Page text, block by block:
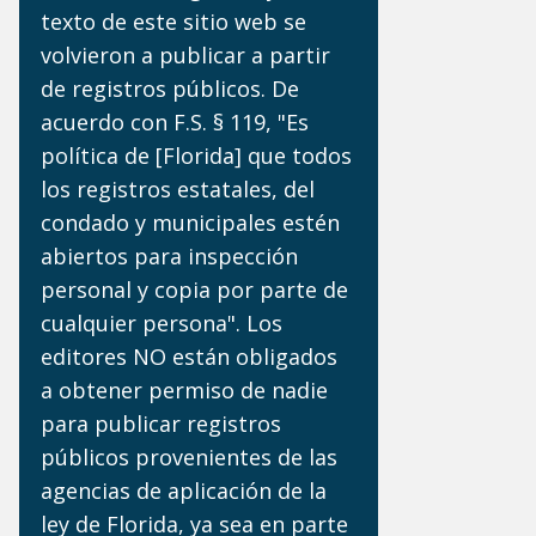
texto de este sitio web se
volvieron a publicar a partir
de registros públicos. De
acuerdo con F.S. § 119, "Es
política de [Florida] que todos
los registros estatales, del
condado y municipales estén
abiertos para inspección
personal y copia por parte de
cualquier persona". Los
editores NO están obligados
a obtener permiso de nadie
para publicar registros
públicos provenientes de las
agencias de aplicación de la
ley de Florida, ya sea en parte